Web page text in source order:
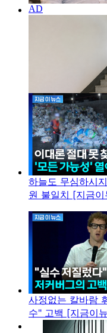
하늘도 무심하시
원 불일치 [지금이
사정없는 칼바람
수" 고백 [지금이